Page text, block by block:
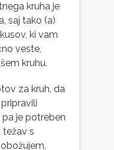
kruha je
saj tako (a)
ki vam
veste,
kruhu.
za kruh, da
pa je potreben
težav s